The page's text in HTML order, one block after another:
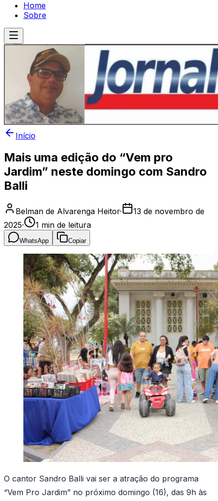
Home
Sobre
Início
Mais uma edição do “Vem pro
Jardim” neste domingo com Sandro
Balli
Belman de Alvarenga Heitor·
13 de novembro de
2025· 1 min de leitura
WhatsApp Copiar
O cantor Sandro Balli vai ser a atração do programa
“Vem Pro Jardim” no próximo domingo (16), das 9h às